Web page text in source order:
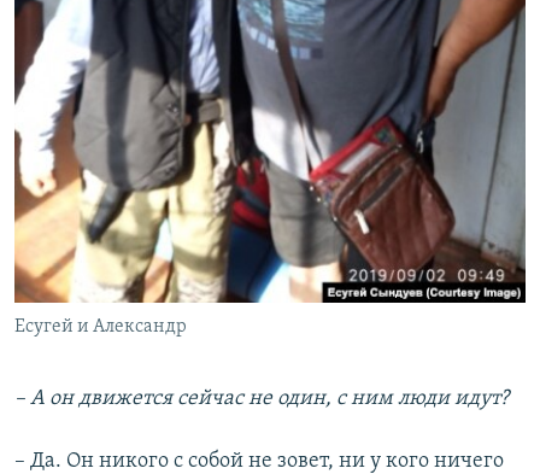
Есугей и Александр
– А он движется сейчас не один, с ним люди идут?
– Да. Он никого с собой не зовет, ни у кого ничего